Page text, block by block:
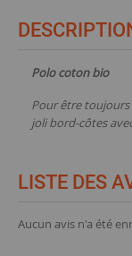
Polo coton bio
Pour être toujours
joli bord-côtes
LISTE DES
Aucun avis n'a été